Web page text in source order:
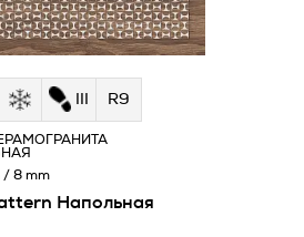
R9
Напольная
/ 8 mm